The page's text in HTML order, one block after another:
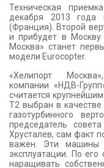
Техническая
декабря 2013 года
(Франция). Второй
и прибудет в Москву
Москва» станет
модели Eurocopter.
«Хелипорт
компании «НДВ-
считается
T2 выбран в качестве
газотурбинного
председатель
Хрусталев, сам факт
важен. Эти машины
эксплуатации. По его
наращивать